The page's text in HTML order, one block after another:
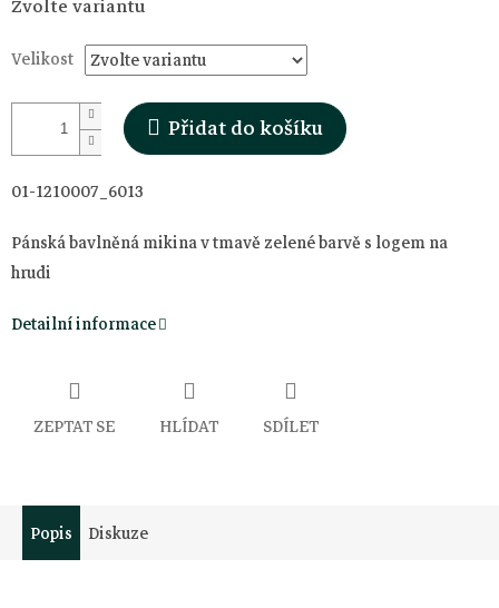
cena:
Zvolte variantu
Velikost
Přidat do košíku
01-1210007_6013
Pánská bavlněná mikina v tmavě zelené barvě s logem na
hrudi
Detailní informace
ZEPTAT SE HLÍDAT SDÍLET
Popis Diskuze